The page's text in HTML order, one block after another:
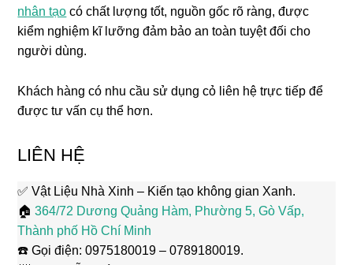
nhân tạo có chất lượng tốt, nguồn gốc rõ ràng, được
kiểm nghiệm kĩ lưỡng đảm bảo an toàn tuyệt đối cho
người dùng.
Khách hàng có nhu cầu sử dụng cỏ liên hệ trực tiếp để
được tư vấn cụ thể hơn.
LIÊN HỆ
✅ Vật Liệu Nhà Xinh – Kiến tạo không gian Xanh.
🏠364/72 Dương Quảng Hàm, Phường 5, Gò Vấp,
Thành phố Hồ Chí Minh
☎️ Gọi điện: 0975180019 – 0789180019.